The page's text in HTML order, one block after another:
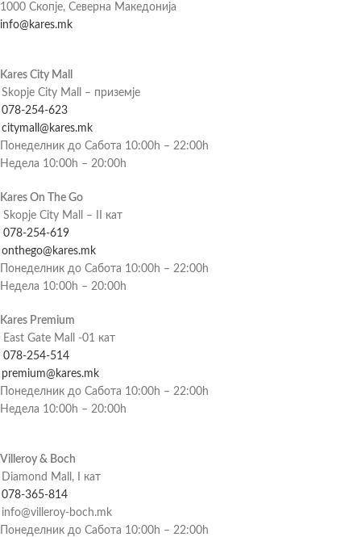
1000 Скопје, Северна Македонија
info@kares.mk
Kares City Mall
Skopje City Mall – приземје
078-254-623
citymall@kares.mk
Понеделник до Сабота 10:00h – 22:00h
Недела 10:00h – 20:00h
Kares On The Go
Skopje City Mall – II кат
078-254-619
onthego@kares.mk
Понеделник до Сабота 10:00h – 22:00h
Недела 10:00h – 20:00h
Kares Premium
East Gate Mall -01 кат
078-254-514
premium@kares.mk
Понеделник до Сабота 10:00h – 22:00h
Недела 10:00h – 20:00h
Villeroy & Boch
Diamond Mall, I кат
078-365-814
info@villeroy-boch.mk
Понеделник до Сабота 10:00h – 22:00h